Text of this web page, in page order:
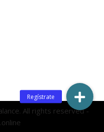
All rights reserved -